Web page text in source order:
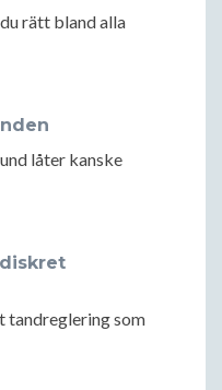
rätt bland alla
låter kanske
tandreglering som